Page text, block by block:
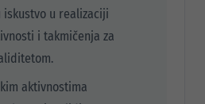
iskustvo u realizaciji
i takmičenja za
aktivnostima